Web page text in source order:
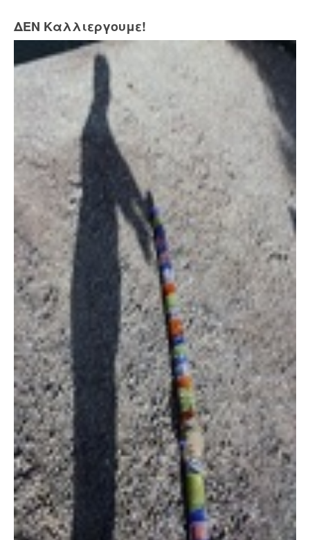
ΔΕΝ Καλλιεργουμε!